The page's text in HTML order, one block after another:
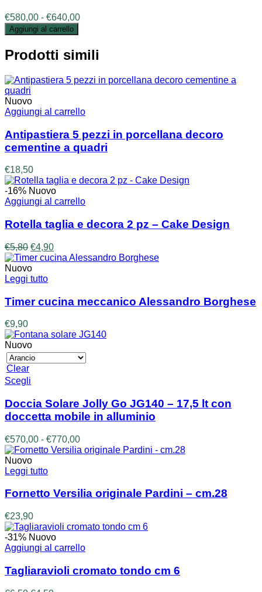
€580,00 - €640,00Fascia
da
€580,00
€640,00
Aggiungi al carrello
Prodotti simili
Nuovo
Aggiungi al carrello
Antipastiera 5 pezzi in porcellana decoro
cementine a quadri
€18,50
-16% Nuovo
Aggiungi al carrello
Rotella taglia e decora 2 pz – Cake Design
€5,80 Il
prezzo
originale
era:
€4,90Il
prezzo
Nuovo
Leggi tutto
Timer cucina meccanico Alessandro Borghese
€9,90
Nuovo
Clear
Scegli
ha
più
varianti.
opzioni
possono
essere
scelte
pagina
prodotto
Doccia Solare Jolly Go JG140 – 17,5 lt con
doccetta mobile in alluminio
€570,00 - €770,00Fascia
di
a
€770,00
Nuovo
Leggi tutto
Fornetto Versilia originale Pardini – cm.28
€23,90
-31% Nuovo
Aggiungi al carrello
Tagliaravioli cromato tondo cm 6